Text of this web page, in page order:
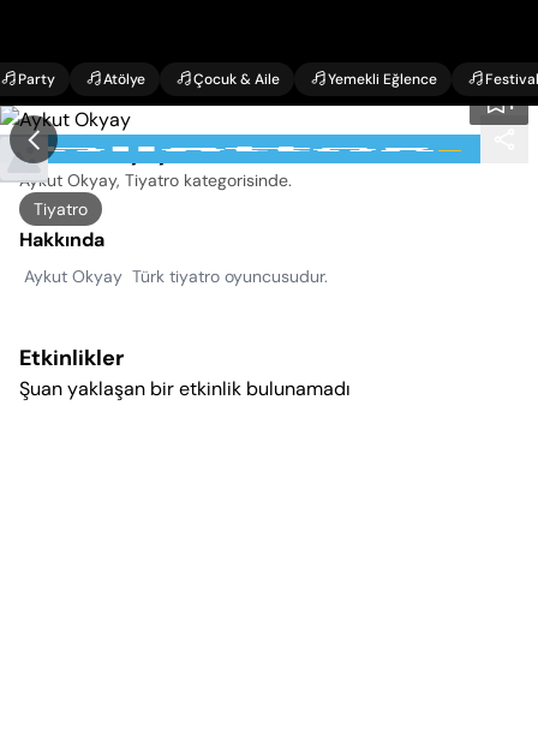
Party Atölye Çocuk & Aile Yemekli Eğlence Festival
1
Aykut Okyay Etkinlikleri
Aykut Okyay, Tiyatro kategorisinde.
Tiyatro
Hakkında
Aykut Okyay Türk tiyatro oyuncusudur.
Etkinlikler
Şuan yaklaşan bir etkinlik bulunamadı